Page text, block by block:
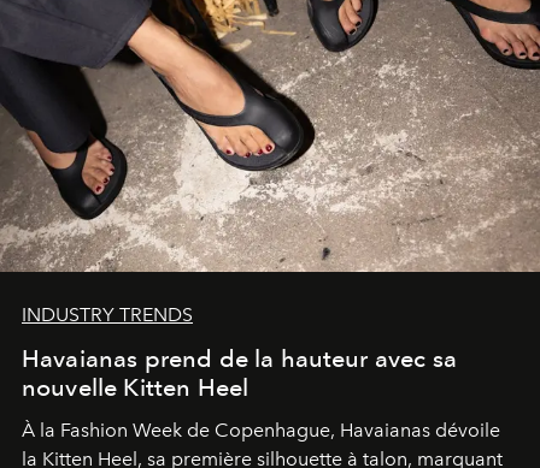
INDUSTRY TRENDS
Havaianas prend de la hauteur avec sa
nouvelle Kitten Heel
À la Fashion Week de Copenhague, Havaianas dévoile
la Kitten Heel, sa première silhouette à talon, marquant